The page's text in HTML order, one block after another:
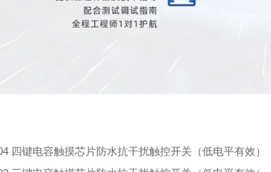
四键电容触摸芯片防水抗干扰触控开关（低电平有效）